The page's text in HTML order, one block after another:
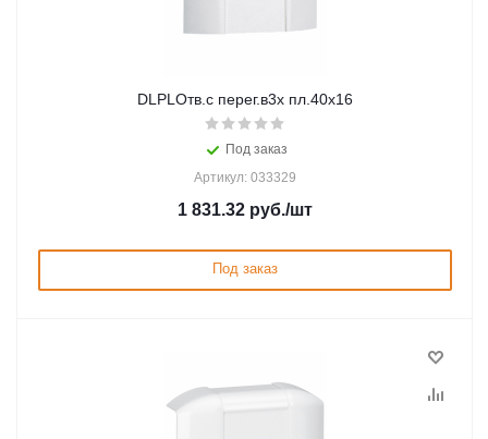
DLPLОтв.с перег.в3х пл.40х16
Под заказ
Артикул: 033329
1 831.32 руб./шт
Под заказ